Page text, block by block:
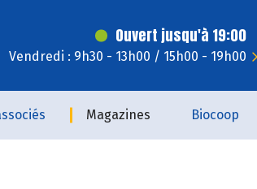
Ouvert jusqu'à 19:00
Vendredi : 9h30 - 13h00 / 15h00 - 19h00
Magazines Biocoop